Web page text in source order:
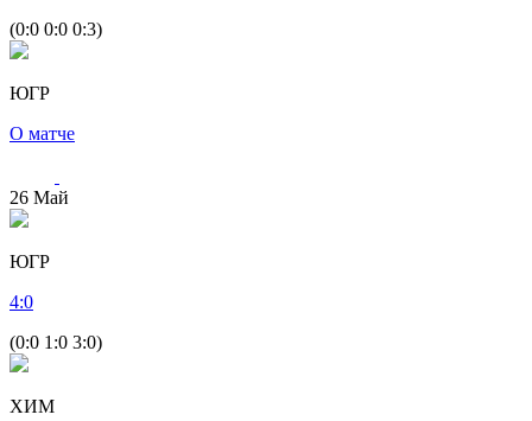
(0:0 0:0 0:3)
ЮГР
О матче
26 Май
ЮГР
4:0
(0:0 1:0 3:0)
ХИМ